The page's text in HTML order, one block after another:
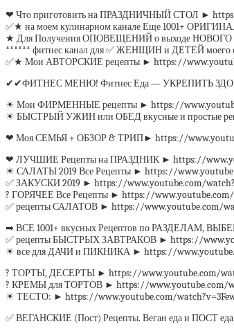
❤ Что приготовить на ПРАЗДНИЧНЫЙ СТОЛ ► https://
✅★ на моем кулинарном канале Еще 1001+
★ Для Получения ОПОВЕЩЕНИЙ о выходе НОВОГО
****** фитнес канал для ✅ ЖЕНЩИН и ДЕТЕЙ
✅★ Мои АВТОРСКИЕ рецепты ► https://
✔✔ФИТНЕС МЕНЮ! Фитнес Еда — УКРЕПИТЬ
☀ Мои ФИРМЕННЫЕ рецепты ► https://
☀ БЫСТРЫЙ УЖИН или ОБЕД вкусные и простые
❤ Моя СЕМЬЯ + ОБЗОР & ТРИП► https://
❤ ЛУЧШИЕ Рецепты на ПРАЗДНИК ► https://
☀ САЛАТЫ 2019 Все Рецепты ► https://
✅ ЗАКУСКИ 2019 ► https://www.youtube.com/
? ГОРЯЧЕЕ Все Рецепты ► https://www.youtube.com/
✅ рецепты САЛАТОВ ► https://www.youtube.com/
➡ ВСЕ 1001+ вкусных Рецептов по РАЗДЕЛАМ,
✅ рецепты БЫСТРЫХ ЗАВТРАКОВ ► https://
☀ все для ДАЧИ и ПИКНИКА ► https://
? ТОРТЫ, ДЕСЕРТЫ ► https://www.youtube.com/
? КРЕМЫ для ТОРТОВ ► https://www.youtube.com/
☀ ТЕСТО: ► https://www.youtube.com/
✅ ВЕГАНСКИЕ (Пост) Рецепты. Веган еда и ПОСТ